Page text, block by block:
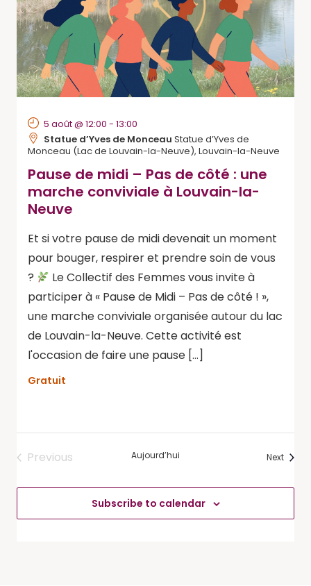
Pause de midi – Pas de côté : une
marche conviviale à Louvain-la-
Neuve
5 août @ 12:00 - 13:00
Statue d’Yves de Monceau Statue d’Yves de
Monceau (Lac de Louvain-la-Neuve), Louvain-la-Neuve
Et si votre pause de midi devenait un moment
pour bouger, respirer et prendre soin de vous
?
Le Collectif des Femmes vous invite à
participer à « Pause de Midi – Pas de côté ! »,
une marche conviviale organisée autour du lac
de Louvain-la-Neuve. Cette activité est
l'occasion de faire une pause […]
Gratuit
Previous
Aujourd’hui Next
Subscribe to calendar